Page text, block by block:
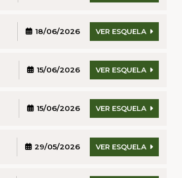
18/06/2026 VER ESQUELA
15/06/2026 VER ESQUELA
15/06/2026 VER ESQUELA
29/05/2026 VER ESQUELA